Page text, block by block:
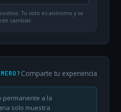
Tu voto es anónimo y se
cambiar.
Comparte tu experiencia
permanente a la
solo muestra